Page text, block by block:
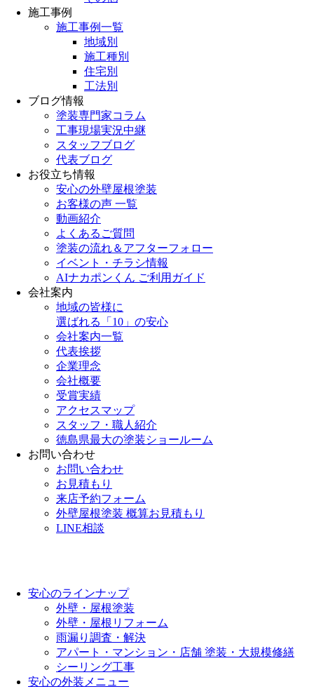
施工事例
施工事例一覧
地域別
施工種別
住宅別
工法別
ブログ情報
塗装専門家コラム
工事現場実況中継
スタッフブログ
代表ブログ
お役立ち情報
安心の外壁屋根塗装
お客様の声 一覧
動画紹介
よくあるご質問
塗装の流れ＆アフターフォロー
イベント・チラシ情報
AIナカポンくん ご利用ガイド
会社案内
地域の皆様に
選ばれる「10」の安心
会社案内一覧
代表挨拶
企業理念
会社概要
受賞実績
アクセスマップ
スタッフ・職人紹介
徳島県最大の塗装ショールーム
お問い合わせ
お問い合わせ
お見積もり
来店予約フォーム
外壁屋根塗装 概算お見積もり
LINE相談
安心のラインナップ
外壁・屋根塗装
外壁・屋根リフォーム
雨漏り調査・解決
アパート・マンション・店舗 塗装・大規模修繕
シーリング工事
安心の外装メニュー